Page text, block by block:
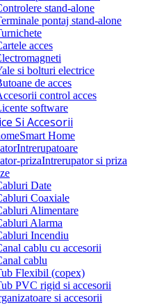
stand-alone
pontaj stand-alone
acces
si bolturi electrice
de acces
control acces
software
Si Accesorii
Smart Home
Intrerupatoare
Intrerupator si priza
Date
Coaxiale
Alimentare
Alarma
Incendiu
cablu cu accesorii
cablu
Flexibil (copex)
PVC rigid si accesorii
si accesorii